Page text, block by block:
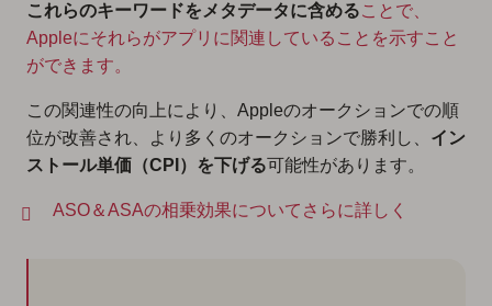
これらのキーワードをメタデータに含めることで、
Appleにそれらがアプリに関連していることを示すこと
ができます。
この関連性の向上により、Appleのオークションでの順
位が改善され、より多くのオークションで勝利し、 イン
ストール単価（CPI）を下げる可能性があります。
ASO＆ASAの相乗効果についてさらに詳しく